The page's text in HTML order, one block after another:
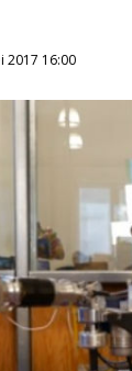
2017 16:00